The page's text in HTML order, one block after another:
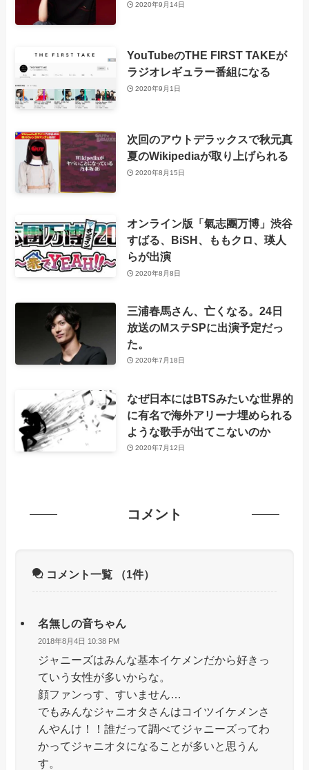
2020年9月14日
YouTubeのTHE FIRST TAKEが
ラジオレギュラー番組になる
2020年9月1日
次回のアウトデラックスで秋元真
夏のWikipediaが取り上げられる
2020年8月15日
オンライン版「氣志團万博」渋谷
すばる、BiSH、ももクロ、瑛人
らが出演
2020年8月8日
三浦春馬さん、亡くなる。24日
放送のMステSPに出演予定だっ
た。
2020年7月18日
なぜ日本にはBTSみたいな世界的
に有名で海外アリーナ埋められる
ような歌手が出てこないのか
2020年7月12日
コメント
コメント一覧 （1件）
名無しの音ちゃん
2018年8月4日 10:38 PM
ジャニーズはみんな基本イケメンだから好きっ
ていう女性が多いからな。
顔ファンっす、すいません…
でもみんなジャニオタさんはコイツイケメンさ
んやんけ！！誰だって調べてジャニーズってわ
かってジャニオタになることが多いと思うん
す。